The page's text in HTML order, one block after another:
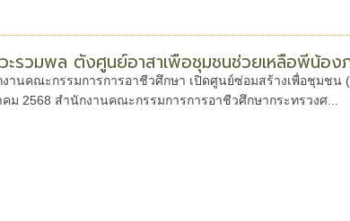
ะรวมพล ตั้งศูนย์อาสาเพื่อชุมชนช่วยเหลือพี่น้อง
านคณะกรรมการการอาชีวศึกษา เปิดศูนย์ซ่อมสร้างเพื่อชุมชน
ม 2568 สำนักงานคณะกรรมการการอาชีวศึกษากระทรวงศ...